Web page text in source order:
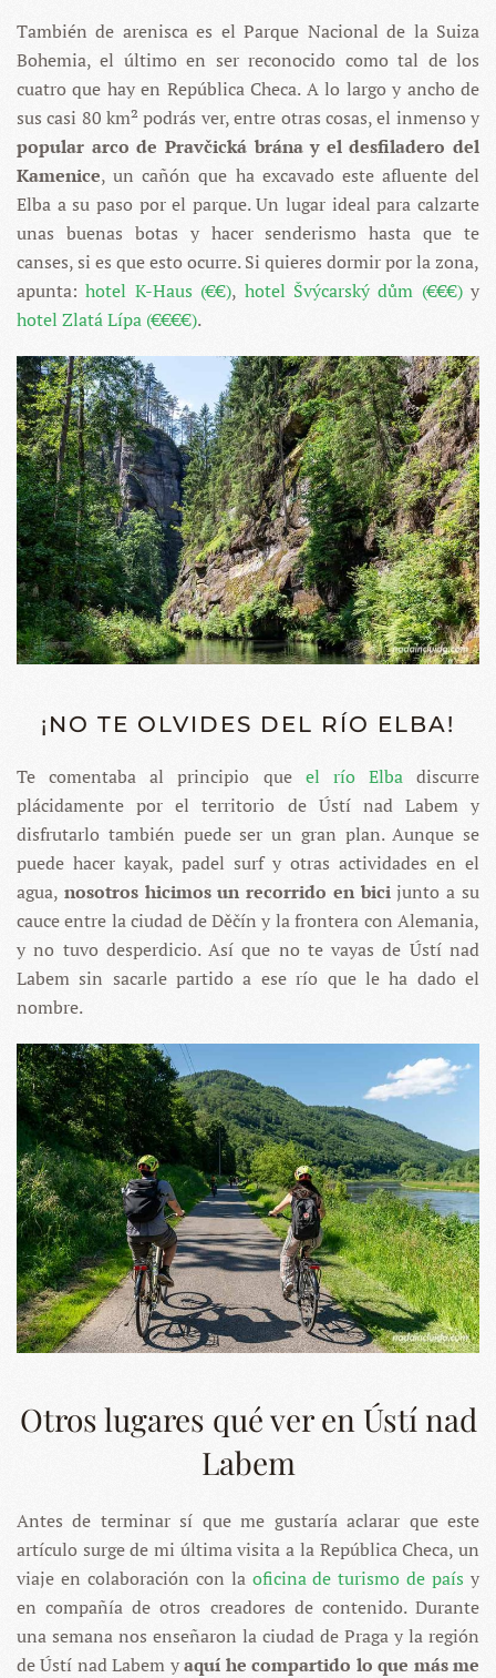
También de arenisca es el Parque Nacional de la Suiza
Bohemia, el último en ser reconocido como tal de los
cuatro que hay en República Checa. A lo largo y ancho de
sus casi 80 km² podrás ver, entre otras cosas, el inmenso y
popular arco de Pravčická brána y el desfiladero del
Kamenice, un cañón que ha excavado este afluente del
Elba a su paso por el parque. Un lugar ideal para calzarte
unas buenas botas y hacer senderismo hasta que te
canses, si es que esto ocurre. Si quieres dormir por la zona,
apunta:hotel K-Haus (€€), hotel Švýcarský dům (€€€)y
hotel Zlatá Lípa (€€€€).
¡NO TE OLVIDES DEL RÍO ELBA!
Te comentaba al principio que el río Elbadiscurre
plácidamente por el territorio de Ústí nad Labem y
disfrutarlo también puede ser un gran plan. Aunque se
puede hacer kayak, padel surf y otras actividades en el
agua, nosotros hicimos un recorrido en bicijunto a su
cauce entre la ciudad de Děčín y la frontera con Alemania,
y no tuvo desperdicio. Así que no te vayas de Ústí nad
Labem sin sacarle partido a ese río que le ha dado el
nombre.
Otros lugares qué ver en Ústí nad
Labem
Antes de terminar sí que me gustaría aclarar que este
artículo surge de mi última visita a la República Checa, un
viaje en colaboración con la oficina de turismo de país y
en compañía de otros creadores de contenido. Durante
una semana nos enseñaron la ciudad de Praga y la región
de Ústí nad Labem yaquí he compartido lo que más me